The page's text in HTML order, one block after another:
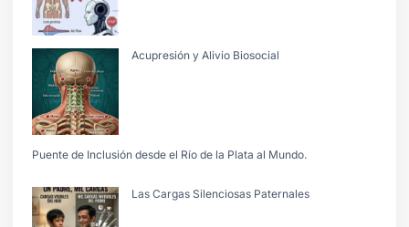
Acupresión y Alivio Biosocial
Puente de Inclusión desde el Río de la Plata al Mundo.
Las Cargas Silenciosas Paternales